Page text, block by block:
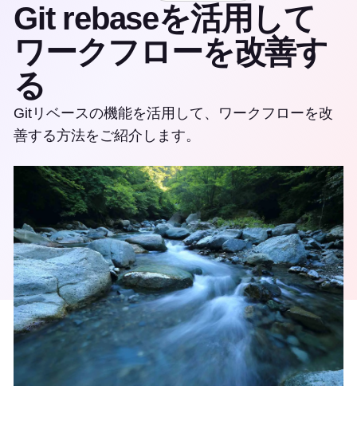
Git rebaseを活用して
ワークフローを改善す
る
Gitリベースの機能を活用して、ワークフローを改
善する方法をご紹介します。